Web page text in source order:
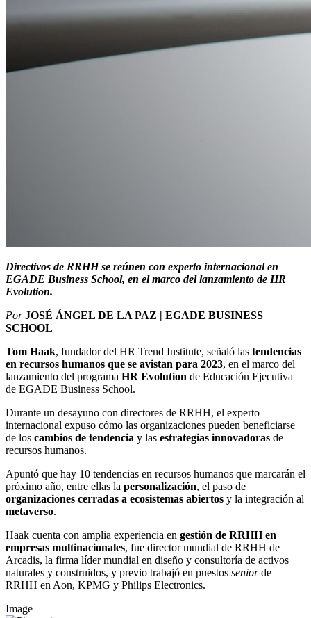
Directivos de RRHH se reúnen con experto internacional en
EGADE Business School, en el marco del lanzamiento de HR
Evolution.
Por JOSÉ ÁNGEL DE LA PAZ | EGADE BUSINESS
SCHOOL
Tom Haak, fundador del HR Trend Institute, señaló las tendencias
en recursos humanos que se avistan para 2023, en el marco del
lanzamiento del programa HR Evolution de Educación Ejecutiva
de EGADE Business School.
Durante un desayuno con directores de RRHH, el experto
internacional expuso cómo las organizaciones pueden beneficiarse
de los cambios de tendencia y las estrategias innovadoras de
recursos humanos.
Apuntó que hay 10 tendencias en recursos humanos que marcarán el
próximo año, entre ellas la personalización, el paso de
organizaciones cerradas a ecosistemas abiertos y la integración al
metaverso.
Haak cuenta con amplia experiencia en gestión de RRHH en
empresas multinacionales, fue director mundial de RRHH de
Arcadis, la firma líder mundial en diseño y consultoría de activos
naturales y construidos, y previo trabajó en puestos seniorde
RRHH en Aon, KPMG y Philips Electronics.
Image